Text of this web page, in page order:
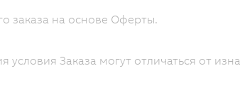
заказа на основе Оферты.
условия Заказа могут отличаться от